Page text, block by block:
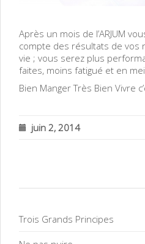
Après un mois de l’ARJUM
compte des résultats de vos
vie ; vous serez plus
faites, moins fatigué et en
Bien Manger Très Bien Vivre
juin 2, 2014
Trois Grands Principes